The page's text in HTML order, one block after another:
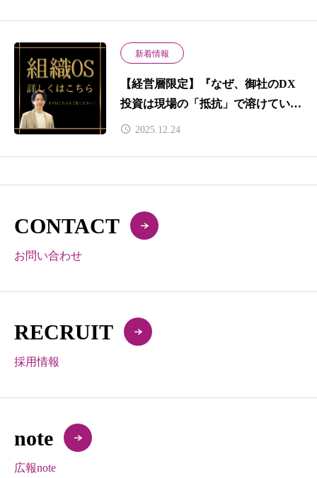
新着情報
【経営層限定】『なぜ、御社のDX
投資は現場の「抵抗」で溶けていく
のか？』の解説動画・詳細について
2025.12.24
CONTACT
お問い合わせ
RECRUIT
採用情報
note
広報note